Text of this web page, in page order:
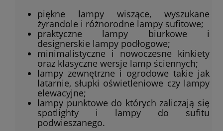
piękne lampy wiszące, wyszukane
żyrandole i różnorodne lampy sufitowe;
praktyczne lampy biurkowe i
designerskie lampy podłogowe;
minimalistyczne i nowoczesne kinkiety
oraz klasyczne wersje lamp ściennych;
lampy zewnętrzne i ogrodowe takie jak
latarnie, słupki oświetleniowe czy lampy
elewacyjne;
lampy punktowe do których zaliczają się
spotlighty i lampy do sufitu
podwieszanego.